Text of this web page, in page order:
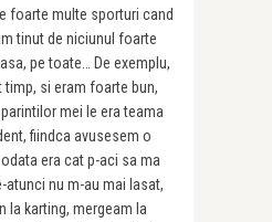
foarte multe sporturi cand
tinut de niciunul foarte
pe toate… De exemplu,
si eram foarte bun,
mei le era teama
fiindca avusesem o
era cat p-aci sa ma
atunci nu m-au mai lasat,
la karting, mergeam la